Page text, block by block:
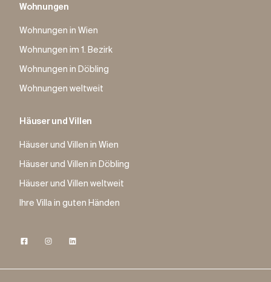
Wohnungen
Wohnungen in Wien
Wohnungen im 1. Bezirk
Wohnungen in Döbling
Wohnungen weltweit
Häuser und Villen
Häuser und Villen in Wien
Häuser und Villen in Döbling
Häuser und Villen weltweit
Ihre Villa in guten Händen